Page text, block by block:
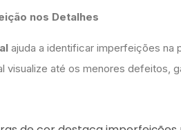
nos Detalhes
ajuda a identificar imperfeições na
até os menores defeitos,